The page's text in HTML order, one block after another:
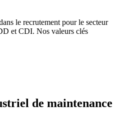
le recrutement pour le secteur
et CDI. Nos valeurs clés
de maintenance